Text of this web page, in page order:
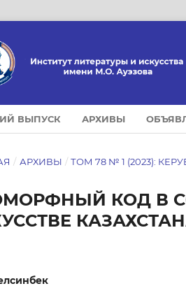
ВЫПУСК АРХИВЫ
/ АРХИВЫ / ТОМ 78 № 1 (2023):
КОД В